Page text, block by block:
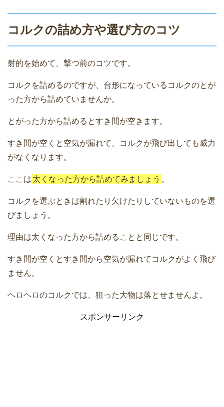
コルクの詰め方や選び方のコツ
射的を始めて、撃つ前のコツです。
コルクを詰めるのですが、台形になっているコルクのとが
った方から詰めていませんか。
とがった方から詰めるとすき間が空きます。
すき間が空くと空気が漏れて、コルクが飛び出しても威力
がなくなります。
ここは 太くなった方から詰めてみましょう 。
コルクを選ぶときは割れたり欠けたりしていないものを選
びましょう。
理由は太くなった方から詰めることと同じです。
すき間が空くとすき間から空気が漏れてコルクがよく飛び
ません。
ヘロヘロのコルクでは、狙った大物は落とせませんよ。
スポンサーリンク